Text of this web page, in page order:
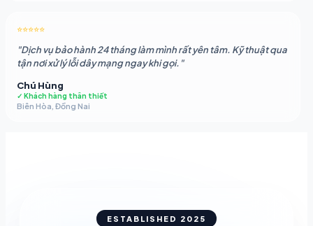
⭐⭐⭐⭐⭐
"Dịch vụ bảo hành 24 tháng làm mình rất yên tâm. Kỹ thuật qua
tận nơi xử lý lỗi dây mạng ngay khi gọi."
Chú Hùng
✓ Khách hàng thân thiết
Biên Hòa, Đồng Nai
ESTABLISHED 2025